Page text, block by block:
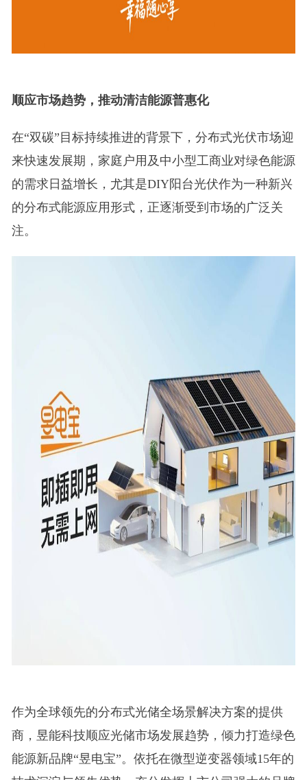
顺应市场趋势，推动清洁能源普惠化
在“双碳”目标持续推进的背景下，分布式光伏市场迎
来快速发展期，家庭户用及中小型工商业对绿色能源
的需求日益增长，尤其是DIY阳台光伏作为一种新兴
的分布式能源应用形式，正逐渐受到市场的广泛关
注。
作为全球领先的分布式光储全场景解决方案的提供
商，昱能科技顺应光储市场发展趋势，倾力打造绿色
能源新品牌“昱电宝”。依托在微型逆变器领域15年的